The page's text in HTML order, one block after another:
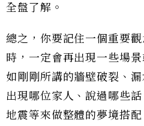
全盤了解。
總之，你要記住一個重要
時，一定會再出現一些場
如剛剛所講的牆壁破裂、
出現哪位家人、說過哪些
地震等來做整體的夢境搭配